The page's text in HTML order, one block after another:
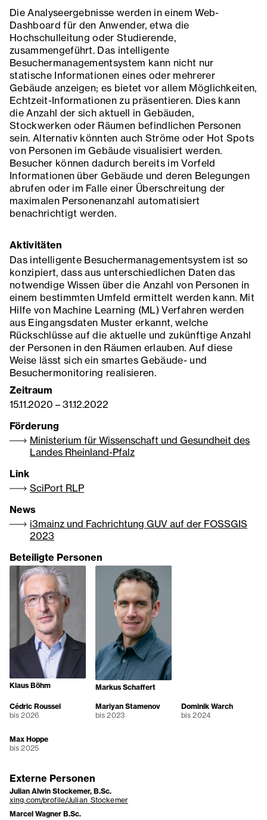
Die Analyseergebnisse werden in einem Web-
Dashboard für den Anwender, etwa die
Hochschulleitung oder Studierende,
zusammengeführt. Das intelligente
Besuchermanagementsystem kann nicht nur
statische Informationen eines oder mehrerer
Gebäude anzeigen; es bietet vor allem Möglichkeiten,
Echtzeit-Informationen zu präsentieren. Dies kann
die Anzahl der sich aktuell in Gebäuden,
Stockwerken oder Räumen befindlichen Personen
sein. Alternativ könnten auch Ströme oder Hot Spots
von Personen im Gebäude visualisiert werden.
Besucher können dadurch bereits im Vorfeld
Informationen über Gebäude und deren Belegungen
abrufen oder im Falle einer Überschreitung der
maximalen Personenanzahl automatisiert
benachrichtigt werden.
Aktivitäten
Das intelligente Besuchermanagementsystem ist so
konzipiert, dass aus unterschiedlichen Daten das
notwendige Wissen über die Anzahl von Personen in
einem bestimmten Umfeld ermittelt werden kann. Mit
Hilfe von Machine Learning (ML) Verfahren werden
aus Eingangsdaten Muster erkannt, welche
Rückschlüsse auf die aktuelle und zukünftige Anzahl
der Personen in den Räumen erlauben. Auf diese
Weise lässt sich ein smartes Gebäude- und
Besuchermonitoring realisieren.
Zeitraum
15.11.2020 – 31.12.2022
Förderung
Ministerium für Wissenschaft und Gesundheit des
Landes Rheinland-Pfalz
Link
SciPort RLP
News
i3mainz und Fachrichtung GUV auf der FOSSGIS
2023
Beteiligte Personen
Klaus Böhm Markus Schaffert
Cédric Roussel
bis 2026
Mariyan Stamenov
bis 2023
Dominik Warch
bis 2024
Max Hoppe
bis 2025
Externe Personen
Julian Alwin Stockemer, B.Sc.
xing.com/profile/Julian_Stockemer
Marcel Wagner B.Sc.